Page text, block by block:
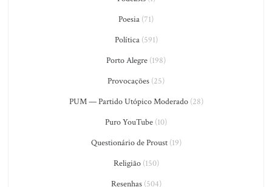
Poesia (71)
Política(591)
Porto Alegre (198)
Provocações (25)
PUM — Partido Utópico Moderado(28)
Puro YouTube (10)
Questionário de Proust(19)
Religião(150)
Resenhas(504)